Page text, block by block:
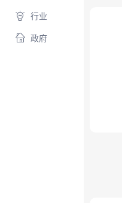
行业
政府